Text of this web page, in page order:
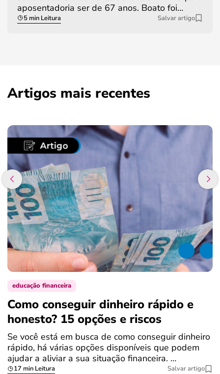
aposentadoria ser de 67 anos. Boato foi…
5 min Leitura Salvar artigo
Artigos mais recentes
educação financeira
Como conseguir dinheiro rápido e
honesto? 15 opções e riscos
Se você está em busca de como conseguir dinheiro
rápido, há várias opções disponíveis que podem
ajudar a aliviar a sua situação financeira. …
17 min Leitura Salvar artigo